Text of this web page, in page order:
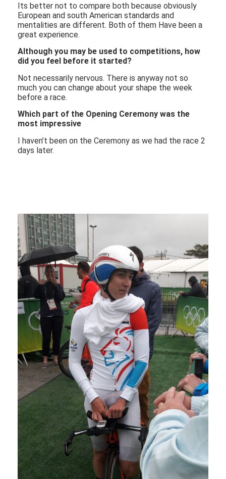
Its better not to compare both because obviously
European and south American standards and
mentalities are different. Both of them Have been a
great experience.
Although you may be used to competitions, how
did you feel before it started?
Not necessarily nervous. There is anyway not so
much you can change about your shape the week
before a race.
Which part of the Opening Ceremony was the
most impressive
I haven’t been on the Ceremony as we had the race 2
days later.